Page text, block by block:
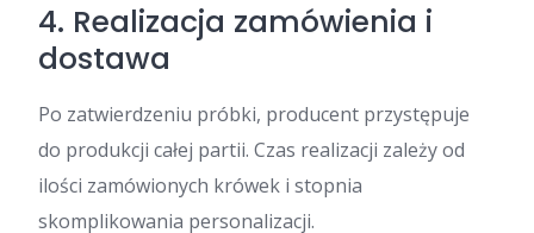
4. Realizacja zamówienia i
dostawa
Po zatwierdzeniu próbki, producent przystępuje
do produkcji całej partii. Czas realizacji zależy od
ilości zamówionych krówek i stopnia
skomplikowania personalizacji.